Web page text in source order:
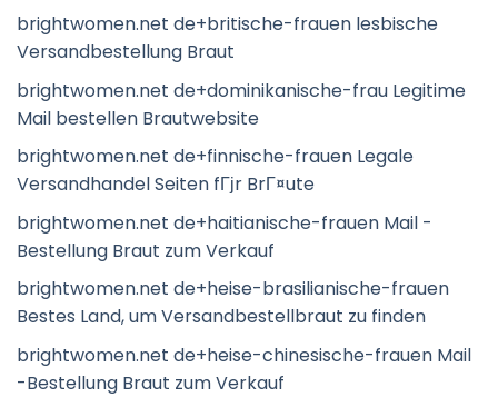
brightwomen.net de+britische-frauen lesbische
Versandbestellung Braut
brightwomen.net de+dominikanische-frau Legitime
Mail bestellen Brautwebsite
brightwomen.net de+finnische-frauen Legale
Versandhandel Seiten fГјr BrГ¤ute
brightwomen.net de+haitianische-frauen Mail -
Bestellung Braut zum Verkauf
brightwomen.net de+heise-brasilianische-frauen
Bestes Land, um Versandbestellbraut zu finden
brightwomen.net de+heise-chinesische-frauen Mail
-Bestellung Braut zum Verkauf